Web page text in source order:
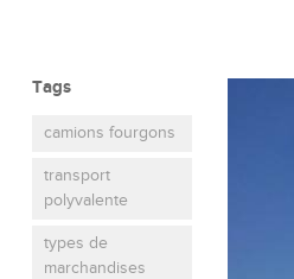
Tags
camions fourgons
transport
polyvalente
types de
marchandises